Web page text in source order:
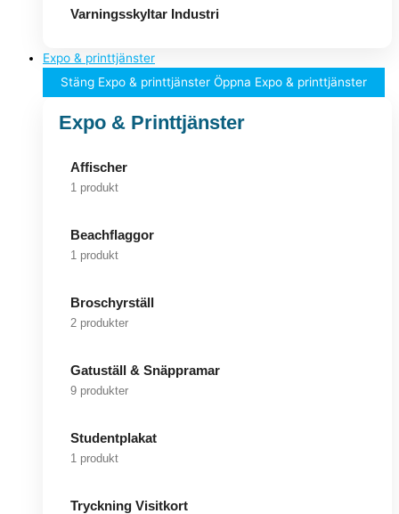
Varningsskyltar Industri
Expo & printtjänster
Stäng Expo & printtjänster Öppna Expo & printtjänster
Expo & Printtjänster
Affischer
1 produkt
Beachflaggor
1 produkt
Broschyrställ
2 produkter
Gatuställ & Snäppramar
9 produkter
Studentplakat
1 produkt
Tryckning Visitkort